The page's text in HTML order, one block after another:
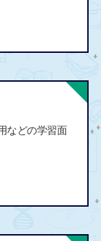
などの学習面